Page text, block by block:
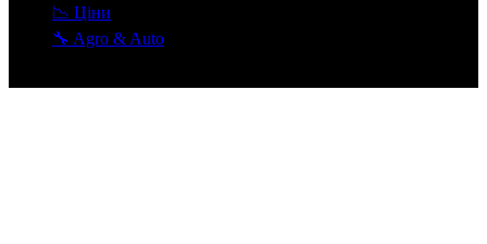
📉 Ціни
🔧 Agro & Auto